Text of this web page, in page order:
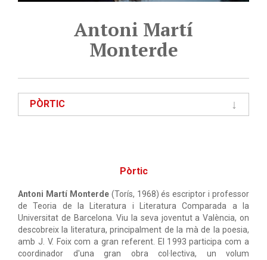
Antoni Martí
Monterde
PÒRTIC
Pòrtic
Antoni Martí Monterde(Torís, 1968) és escriptor i professor
de Teoria de la Literatura i Literatura Comparada a la
Universitat de Barcelona. Viu la seva joventut a València, on
descobreix la literatura, principalment de la mà de la poesia,
amb J. V. Foix com a gran referent. El 1993 participa com a
coordinador d'una gran obra col·lectiva, un volum